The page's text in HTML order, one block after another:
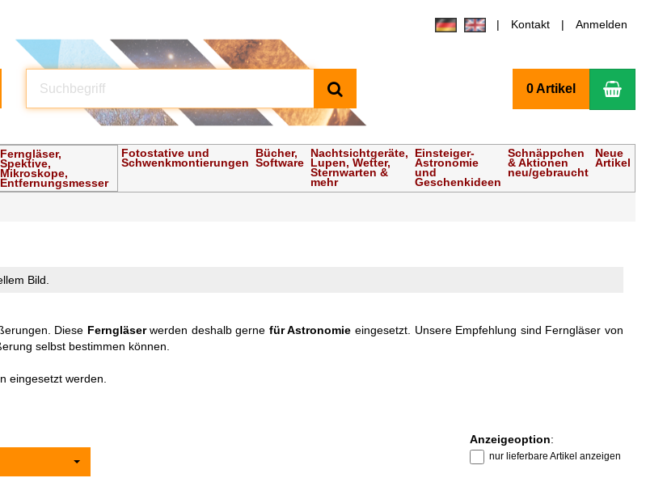
Kontakt Anmelden
0 Artikel
Ferngläser,
Spektive,
Mikroskope,
Entfernungsmesser
Fotostative und
Schwenkmontierungen
Bücher,
Software
Nachtsichtgeräte,
Lupen, Wetter,
Sternwarten &
mehr
Einsteiger-
Astronomie
und
Geschenkideen
Schnäppchen
& Aktionen
neu/gebraucht
Neue
Artikel
Bild.
Diese Ferngläserwerden deshalb gerne für Astronomie eingesetzt. Unsere Empfehlung sind Ferngläser von
selbst bestimmen können.
eingesetzt werden.
Anzeigeoption:
nur lieferbare Artikel anzeigen